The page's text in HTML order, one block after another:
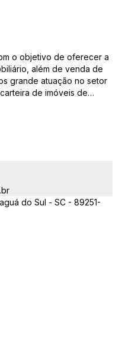
o objetivo de oferecer a
além de venda de
grande atuação no setor
de imóveis de
a nossa Missão, Visão e
do Sul - SC - 89251-